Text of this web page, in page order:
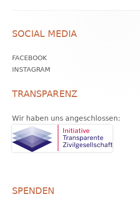
Inhalt
SOCIAL MEDIA
FACEBOOK
INSTAGRAM
TRANSPARENZ
Wir haben uns angeschlossen:
SPENDEN